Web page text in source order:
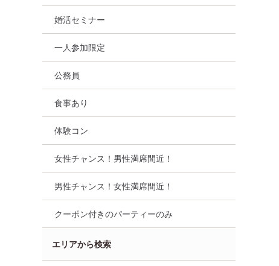
東京都
婚活セミナー
一人参加限定
公務員
食事あり
体験コン
女性チャンス！男性満席間近！
男性チャンス！女性満席間近！
クーポン付きのパーティーのみ
エリアから検索